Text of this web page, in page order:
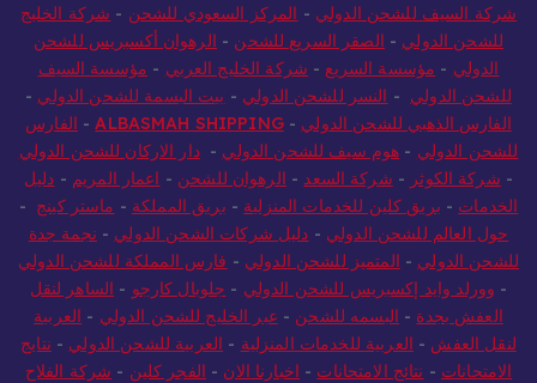
شركة السيف للشحن الدولي - المركز السعودي للشحن - شركة الخليج
للشحن الدولي - الصقر السريع للشحن - الرهوان أكسبريس للشحن
الدولي - مؤسسة السريع - شركة الخليج العربي - مؤسسة السيف
للشحن الدولي - النسر للشحن الدولي - بيت البسمة للشحن الدولي -
الفارس الذهبي للشحن الدولي -
ALBASMAH SHIPPING
- الفارس
للشحن الدولي - هوم سيف للشحن الدولي -دار الاركان للشحن الدولي
- شركة الكوثر - شركة السعد - الرهوان للشحن - اعمار المريم - دليل
الخدمات - بريق كلين للخدمات المنزلية - بريق المملكة - ماستر كينج -
حول العالم للشحن الدولي - دليل شركات الشحن الدولي - نجمة جدة
للشحن الدولي - المتميز للشحن الدولي - فارس المملكة للشحن الدولي
- وورلد وايد إكسبريس للشحن الدولي - جلوبال كارجو - الساهر لنقل
العفش بجدة - البسمه للشحن - عبر الخليج للشحن الدولي - العربية
لنقل العفش - العربية للخدمات المنزلية - العربية للشحن الدولي - نتايج
الامتحانات - نتائج الامتحانات - اخبارنا الان - الفجر كلين - شركة الفلاح